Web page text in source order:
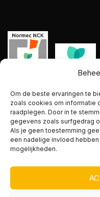
Om de beste ervaringen te
zoals cookies om informatie
raadplegen. Door in te
gegevens zoals surfgedrag
Als je geen toestemming
een nadelige invloed
mogelijkheden.
Website byburo_deBom